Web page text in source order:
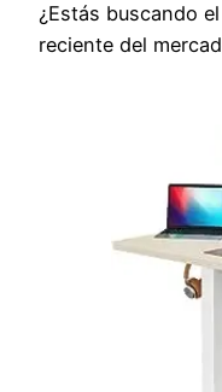
¿Estás buscando
reciente del